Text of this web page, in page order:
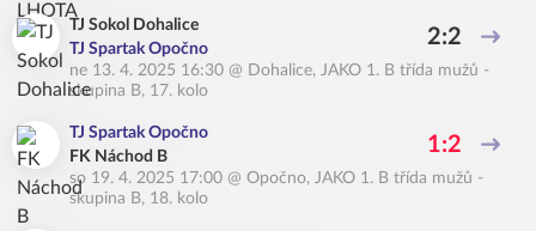
TJ Sokol Dohalice
TJ Spartak Opočno
2:2
ne 13. 4. 2025 16:30 @ Dohalice, JAKO 1. B třída mužů -
skupina B, 17. kolo
TJ Spartak Opočno
FK Náchod B
1:2
so 19. 4. 2025 17:00 @ Opočno, JAKO 1. B třída mužů -
skupina B, 18. kolo